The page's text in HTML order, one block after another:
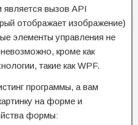
вызов API
отображает изображение)
элементы управления не
кроме как
такие как WPF.
программы, а вам
на форме и
формы: